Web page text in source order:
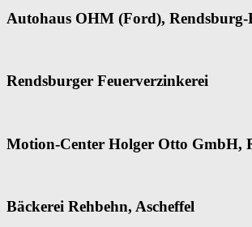
Autohaus OHM (Ford), Rendsburg-
Rendsburger Feuerverzinkerei
Motion-Center Holger Otto GmbH,
Bäckerei Rehbehn, Ascheffel